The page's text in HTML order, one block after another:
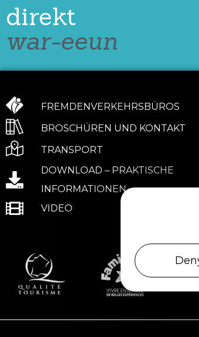
direkt
war-eeun
FREMDENVERKEHRSBÜROS
BROSCHÜREN UND KONTAKT
TRANSPORT
DOWNLOAD – PRAKTISCHE
INFORMATIONEN
VIDEO